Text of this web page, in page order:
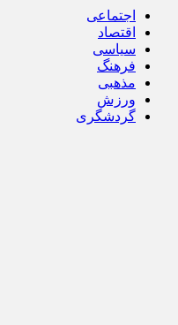
اجتماعی
اقتصاد
سیاسی
فرهنگ
مذهبی
ورزش
گردشگری